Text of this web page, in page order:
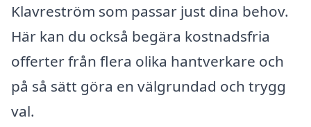
Klavreström som passar just dina behov.
Här kan du också begära kostnadsfria
offerter från flera olika hantverkare och
på så sätt göra en välgrundad och trygg
val.